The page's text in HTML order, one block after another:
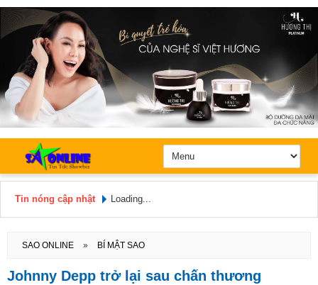
Tin nóng cập nhật Loading...
SAO ONLINE » BÍ MẬT SAO
Johnny Depp trở lại sau chấn thương